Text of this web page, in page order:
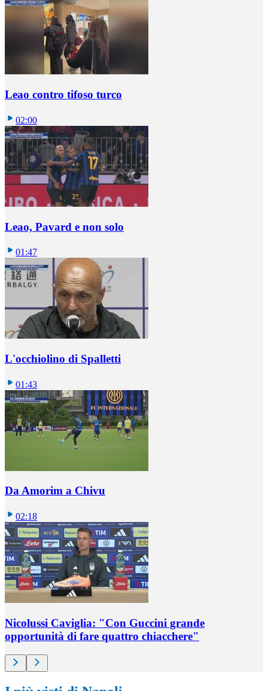
Leao contro tifoso turco
02:00
Leao, Pavard e non solo
01:47
L'occhiolino di Spalletti
01:43
Da Amorim a Chivu
02:18
Nicolussi Caviglia: "Con Guccini grande
opportunità di fare quattro chiacchere"